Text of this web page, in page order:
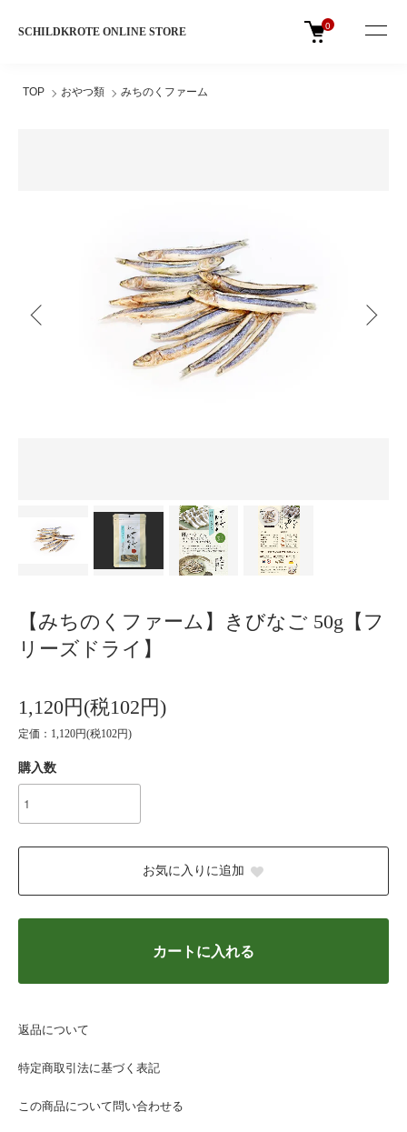
SCHILDKROTE ONLINE STORE 0
TOP おやつ類 みちのくファーム
【みちのくファーム】きびなご 50g【フ
リーズドライ】
1,120円(税102円)
定価：1,120円(税102円)
購入数
お気に入りに追加
カートに入れる
返品について
特定商取引法に基づく表記
この商品について問い合わせる